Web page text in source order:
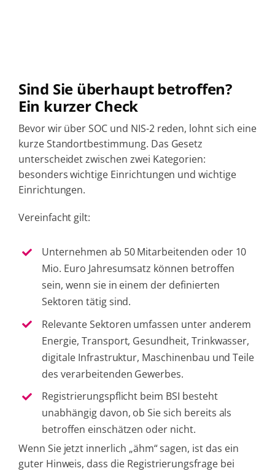
Sind Sie überhaupt betroffen?
Ein kurzer Check
Bevor wir über SOC und NIS-2 reden, lohnt sich eine
kurze Standortbestimmung. Das Gesetz
unterscheidet zwischen zwei Kategorien:
besonders wichtige Einrichtungen und wichtige
Einrichtungen.
Vereinfacht gilt:
Unternehmen ab 50 Mitarbeitenden oder 10
Mio. Euro Jahresumsatz können betroffen
sein, wenn sie in einem der definierten
Sektoren tätig sind.
Relevante Sektoren umfassen unter anderem
Energie, Transport, Gesundheit, Trinkwasser,
digitale Infrastruktur, Maschinenbau und Teile
des verarbeitenden Gewerbes.
Registrierungspflicht beim BSI besteht
unabhängig davon, ob Sie sich bereits als
betroffen einschätzen oder nicht.
Wenn Sie jetzt innerlich „ähm“ sagen, ist das ein
guter Hinweis, dass die Registrierungsfrage bei